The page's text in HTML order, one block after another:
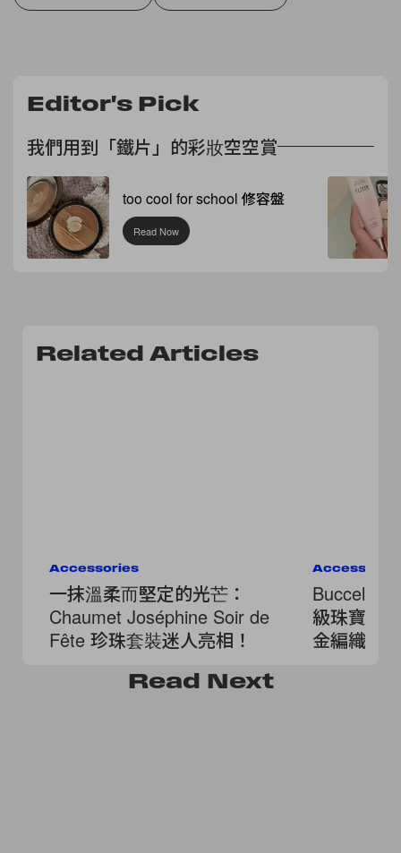
Editor's Pick
我們用到「鐵片」的彩妝空空賞
too cool for school 修容盤
Read Now
Related Articles
Accessories
一抹溫柔而堅定的光芒：
Chaumet Joséphine Soir de
Fête 珍珠套裝迷人亮相！
Buccellati
級珠寶系
金編織成
Read Next